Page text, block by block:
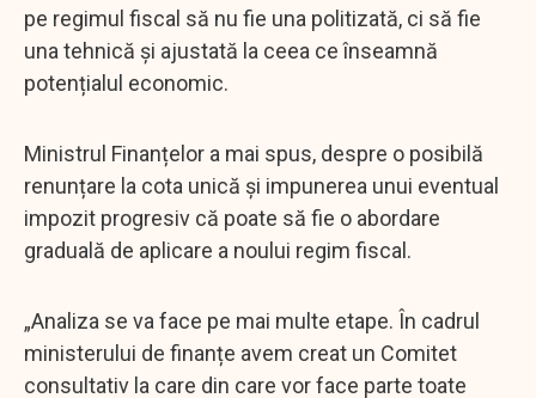
pe regimul fiscal să nu fie una politizată, ci să fie
una tehnică și ajustată la ceea ce înseamnă
potențialul economic.
Ministrul Finanțelor a mai spus, despre o posibilă
renunțare la cota unică și impunerea unui eventual
impozit progresiv că poate să fie o abordare
graduală de aplicare a noului regim fiscal.
„Analiza se va face pe mai multe etape. În cadrul
ministerului de finanțe avem creat un Comitet
consultativ la care din care vor face parte toate